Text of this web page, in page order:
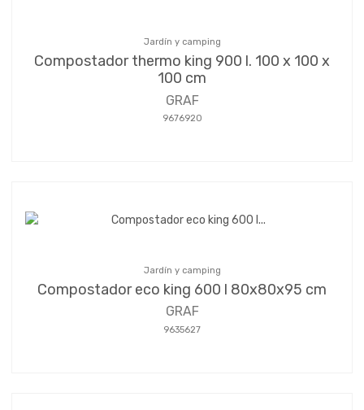
Jardín y camping
Compostador thermo king 900 l. 100 x 100 x
100 cm
GRAF
9676920
Jardín y camping
Compostador eco king 600 l 80x80x95 cm
GRAF
9635627